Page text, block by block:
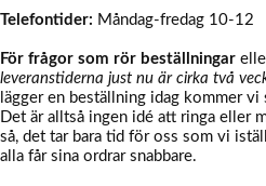
Telefontider: Måndag-fredag 10-12
För frågor som rör beställningar
leveranstiderna just nu är cirka två
lägger en beställning idag kommer
Det är alltså ingen idé att ringa eller
så, det tar bara tid för oss som vi
alla får sina ordrar snabbare.